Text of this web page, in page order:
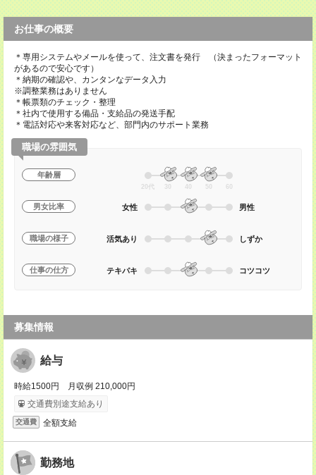
お仕事の概要
＊専用システムやメールを使って、注文書を発行 （決まったフォーマット
があるので安心です）
＊納期の確認や、カンタンなデータ入力
※調整業務はありません
＊帳票類のチェック・整理
＊社内で使用する備品・支給品の発送手配
＊電話対応や来客対応など、部門内のサポート業務
職場の雰囲気
年齢層
20代 30 40 50 60
男女比率 女性 男性
職場の様子 活気あり しずか
仕事の仕方 テキパキ コツコツ
募集情報
給与
時給1500円 月収例 210,000円
交通費別途支給あり
交通費 全額支給
勤務地